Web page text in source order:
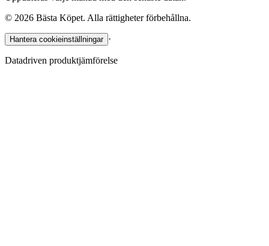
© 2026 Bästa Köpet. Alla rättigheter förbehållna.
Hantera cookieinställningar ·
Datadriven produktjämförelse